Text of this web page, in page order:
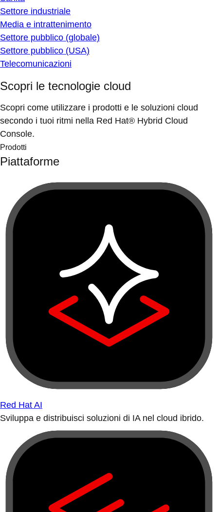
Settore industriale
Media e intrattenimento
Settore pubblico (globale)
Settore pubblico (USA)
Telecomunicazioni
Scopri le tecnologie cloud
Scopri come utilizzare i prodotti e le soluzioni cloud
secondo i tuoi ritmi nella Red Hat® Hybrid Cloud
Console.
Prodotti
Piattaforme
Red Hat AI
Sviluppa e distribuisci soluzioni di IA nel cloud ibrido.